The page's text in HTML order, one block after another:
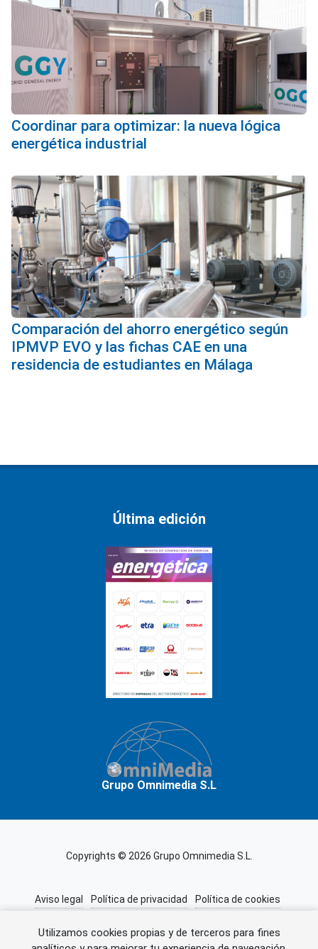
Utilizamos cookies propias y de terceros para fines
Coordinar para optimizar: la nueva lógica
energética industrial
Comparación del ahorro energético según
IPMVP EVO y las fichas CAE en una
residencia de estudiantes en Málaga
Última edición
Grupo Omnimedia S.L
Copyrights © 2026 Grupo Omnimedia S.L.
Aviso legal Política de privacidad
Política de cookies